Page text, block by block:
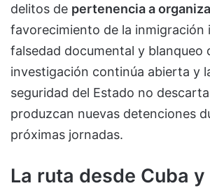
delitos de pertenencia a
favorecimiento de la inmigración
falsedad documental y blanqueo
investigación continúa abierta y
seguridad del Estado no
produzcan nuevas detenciones
próximas jornadas.
La ruta desde Cuba